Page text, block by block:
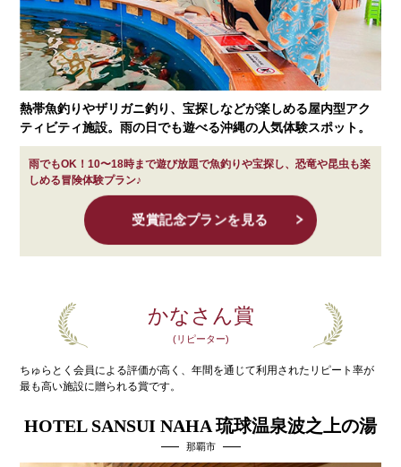
熱帯魚釣りやザリガニ釣り、宝探しなどが楽しめる屋内型アク
ティビティ施設。雨の日でも遊べる沖縄の人気体験スポット。
雨でもOK！10〜18時まで遊び放題で魚釣りや宝探し、恐竜や昆虫も楽
しめる冒険体験プラン♪
受賞記念プランを見る
かなさん賞
(リピーター)
ちゅらとく会員による評価が高く、年間を通じて利用された リピート率が
最も高い施設に贈られる賞です。
HOTEL SANSUI NAHA 琉球温泉波之上の湯
那覇市